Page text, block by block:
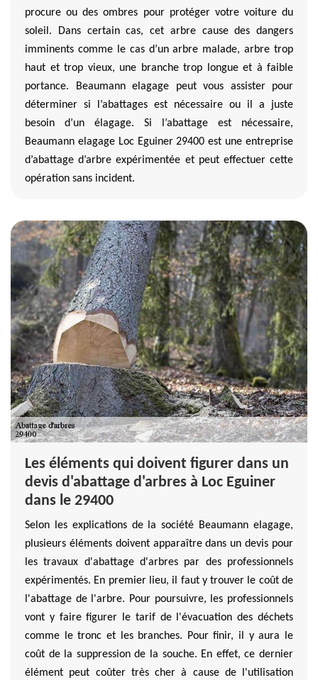
procure ou des ombres pour protéger votre voiture du
soleil. Dans certain cas, cet arbre cause des dangers
imminents comme le cas d’un arbre malade, arbre trop
haut et trop vieux, une branche trop longue et à faible
portance. Beaumann elagage peut vous assister pour
déterminer si l’abattages est nécessaire ou il a juste
besoin d’un élagage. Si l’abattage est nécessaire,
Beaumann elagage Loc Eguiner 29400 est une entreprise
d’abattage d’arbre expérimentée et peut effectuer cette
opération sans incident.
Les éléments qui doivent figurer dans un
devis d'abattage d'arbres à Loc Eguiner
dans le 29400
Selon les explications de la société Beaumann elagage,
plusieurs éléments doivent apparaître dans un devis pour
les travaux d'abattage d'arbres par des professionnels
expérimentés. En premier lieu, il faut y trouver le coût de
l'abattage de l'arbre. Pour poursuivre, les professionnels
vont y faire figurer le tarif de l'évacuation des déchets
comme le tronc et les branches. Pour finir, il y aura le
coût de la suppression de la souche. En effet, ce dernier
élément peut coûter très cher à cause de l'utilisation